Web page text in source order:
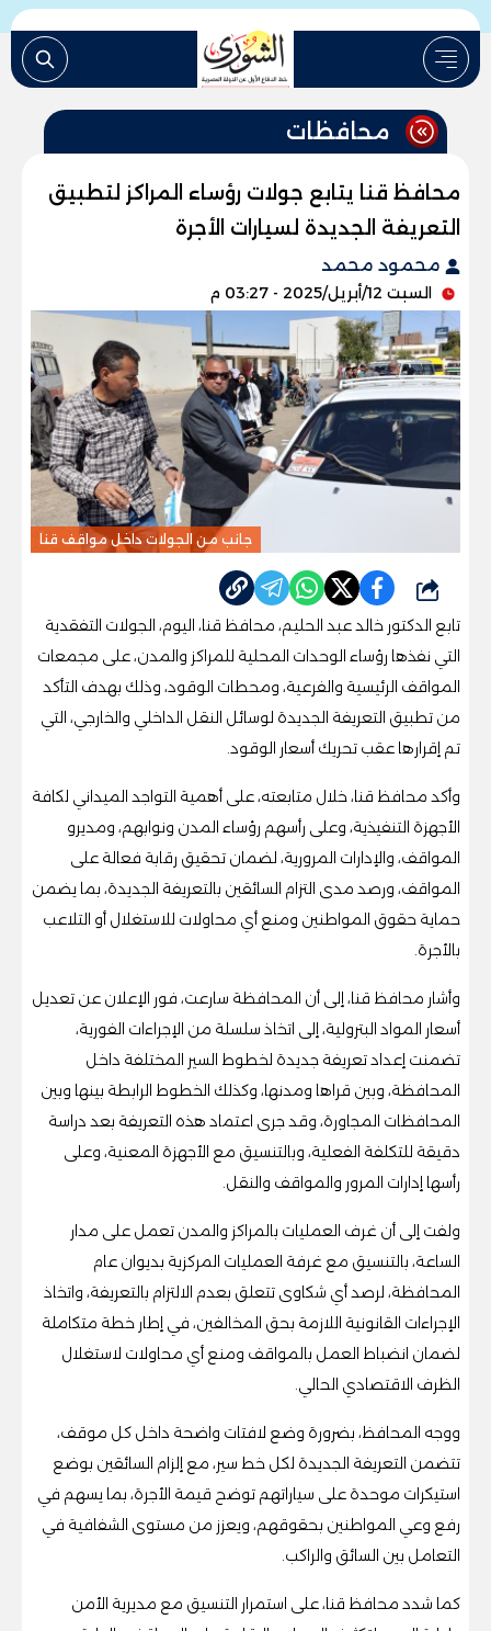
محافظات
محافظ قنا يتابع جولات رؤساء المراكز لتطبيق
التعريفة الجديدة لسيارات الأجرة
محمود محمد
السبت 12/أبريل/2025 - 03:27 م
جانب من الجولات داخل مواقف قنا
شارك
تابع الدكتور خالد عبد الحليم، محافظ قنا، اليوم، الجولات التفقدية
التي نفذها رؤساء الوحدات المحلية للمراكز والمدن، على مجمعات
المواقف الرئيسية والفرعية، ومحطات الوقود، وذلك بهدف التأكد
من تطبيق التعريفة الجديدة لوسائل النقل الداخلي والخارجي، التي
تم إقرارها عقب تحريك أسعار الوقود.
وأكد محافظ قنا، خلال متابعته، على أهمية التواجد الميداني لكافة
الأجهزة التنفيذية، وعلى رأسهم رؤساء المدن ونوابهم، ومديرو
المواقف، والإدارات المرورية، لضمان تحقيق رقابة فعالة على
المواقف، ورصد مدى التزام السائقين بالتعريفة الجديدة، بما يضمن
حماية حقوق المواطنين ومنع أي محاولات للاستغلال أو التلاعب
بالأجرة.
وأشار محافظ قنا، إلى أن المحافظة سارعت، فور الإعلان عن تعديل
أسعار المواد البترولية، إلى اتخاذ سلسلة من الإجراءات الفورية،
تضمنت إعداد تعريفة جديدة لخطوط السير المختلفة داخل
المحافظة، وبين قراها ومدنها، وكذلك الخطوط الرابطة بينها وبين
المحافظات المجاورة، وقد جرى اعتماد هذه التعريفة بعد دراسة
دقيقة للتكلفة الفعلية، وبالتنسيق مع الأجهزة المعنية، وعلى
رأسها إدارات المرور والمواقف والنقل.
ولفت إلى أن غرف العمليات بالمراكز والمدن تعمل على مدار
الساعة، بالتنسيق مع غرفة العمليات المركزية بديوان عام
المحافظة، لرصد أي شكاوى تتعلق بعدم الالتزام بالتعريفة، واتخاذ
الإجراءات القانونية اللازمة بحق المخالفين، في إطار خطة متكاملة
لضمان انضباط العمل بالمواقف ومنع أي محاولات لاستغلال
الظرف الاقتصادي الحالي.
ووجه المحافظ، بضرورة وضع لافتات واضحة داخل كل موقف،
تتضمن التعريفة الجديدة لكل خط سير، مع إلزام السائقين بوضع
استيكرات موحدة على سياراتهم توضح قيمة الأجرة، بما يسهم في
رفع وعي المواطنين بحقوقهم، ويعزز من مستوى الشفافية في
التعامل بين السائق والراكب.
كما شدد محافظ قنا، على استمرار التنسيق مع مديرية الأمن